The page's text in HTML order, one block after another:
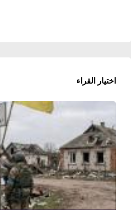
اختيار القراء